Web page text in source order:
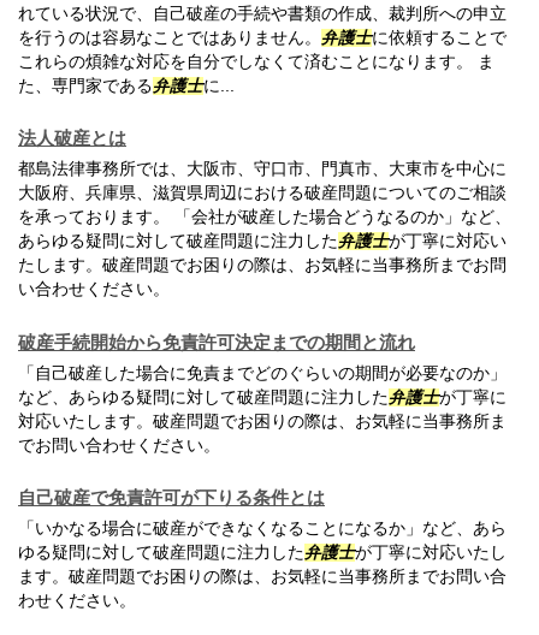
れている状況で、自己破産の手続や書類の作成、裁判所への申立
を行うのは容易なことではありません。 弁護士に依頼することで
これらの煩雑な対応を自分でしなくて済むことになります。 ま
た、専門家である弁護士に...
法人破産とは
都島法律事務所では、大阪市、守口市、門真市、大東市を中心に
大阪府、兵庫県、滋賀県周辺における破産問題についてのご相談
を承っております。 「会社が破産した場合どうなるのか」など、
あらゆる疑問に対して破産問題に注力した弁護士が丁寧に対応い
たします。破産問題でお困りの際は、お気軽に当事務所までお問
い合わせください。
破産手続開始から免責許可決定までの期間と流れ
「自己破産した場合に免責までどのぐらいの期間が必要なのか」
など、あらゆる疑問に対して破産問題に注力した弁護士が丁寧に
対応いたします。破産問題でお困りの際は、お気軽に当事務所ま
でお問い合わせください。
自己破産で免責許可が下りる条件とは
「いかなる場合に破産ができなくなることになるか」など、あら
ゆる疑問に対して破産問題に注力した弁護士が丁寧に対応いたし
ます。破産問題でお困りの際は、お気軽に当事務所までお問い合
わせください。